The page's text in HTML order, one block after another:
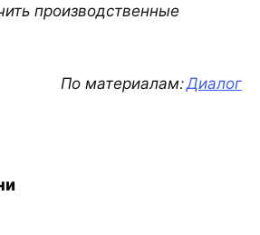
производственные
По материалам:Диалог